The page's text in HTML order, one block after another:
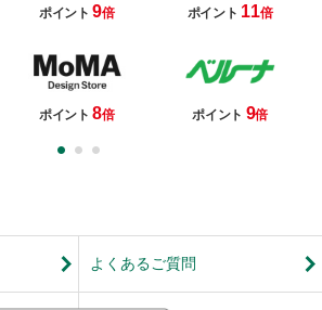
ポイント9倍 ポイント 11倍
ポイント8倍 ポイント 9倍
よくあるご質問